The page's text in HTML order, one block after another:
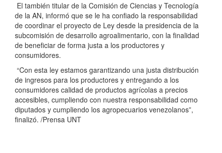
El también titular de la Comisión de Ciencias y Tecnología
de la AN, informó que se le ha confiado la responsabilidad
de coordinar el proyecto de Ley desde la presidencia de la
subcomisión de desarrollo agroalimentario, con la finalidad
de beneficiar de forma justa a los productores y
consumidores.
“Con esta ley estamos garantizando una justa distribución
de ingresos para los productores y entregando a los
consumidores calidad de productos agrícolas a precios
accesibles, cumpliendo con nuestra responsabilidad como
diputados y cumpliendo los agropecuarios venezolanos”,
finalizó. /Prensa UNT